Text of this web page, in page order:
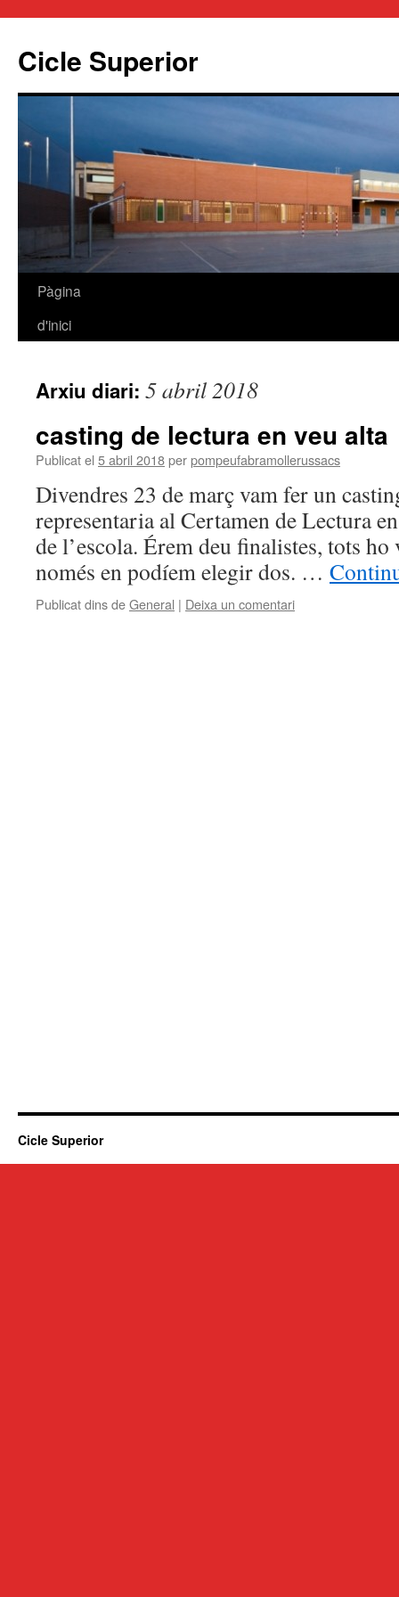
Cicle Superior
Vés
Pàgina
d'inici
Arxiu diari: 5 abril 2018
casting de lectura en veu alta
Publicat el 5 abril 2018perpompeufabramollerussacs
Divendres 23 de març vam fer un
representaria al Certamen de Lectura
de l’escola. Érem deu finalistes, tots
només en podíem elegir dos. …
Publicat dins deGeneral | Deixa un comentari
Cicle Superior